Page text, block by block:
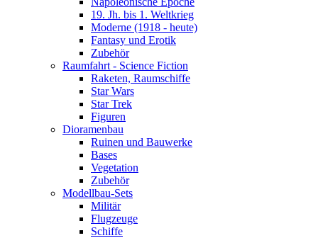
19. Jh. bis 1. Weltkrieg
Moderne (1918 - heute)
Fantasy und Erotik
Zubehör
Raumfahrt - Science Fiction
Raketen, Raumschiffe
Star Wars
Star Trek
Figuren
Dioramenbau
Ruinen und Bauwerke
Bases
Vegetation
Zubehör
Modellbau-Sets
Militär
Flugzeuge
Schiffe